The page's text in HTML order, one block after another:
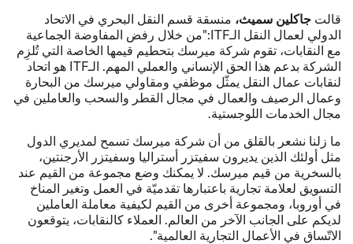
قالت جاكلين سميث، منسقة قسم النقل البحري في الاتحاد
الدولي لعمال النقل الـITF:"من خلال رفض المفاوضة الجماعية
مع النقابات، تقوم شركة ميرسك بتحطيم قيمها الخاصة التي تُلزِم
الشركة بدعم هذا الحق الإنساني والعملي المهم. الـITF هو اتحاد
لنقابات عمال النقل يمثّل موظفي ومقاولي ميرسك من البحارة
وعمال الرصيف والعمال في مجال القطر والسحب والعاملين في
مجال الخدمات اللوجستية.
ما زلنا نشعر بالقلق من أن شركة ميرسك تسمح لمديري الدول
مثل أولئك الذين يديرون سفيتزر أستراليا وسفيتزر الأرجنتين،
بالسخرية من قيم ميرسك. لا يمكنك وضع مجموعة من القيم عند
التسويق لعلامة تجارية باعتبارها تقدميّة في العمل وتغير المناخ
في أوروبا، ومجموعة أخرى من القيم لكيفية معاملة العاملين
لديكم على الجانب الآخر من العالم. العملاء كالنقابات، يتوقعون
الاتّساق في الأعمال التجارية العالمية".